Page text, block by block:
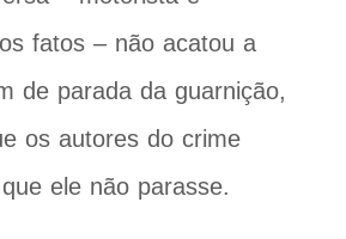
fatos – não acatou a
de parada da guarnição,
os autores do crime
ele não parasse.